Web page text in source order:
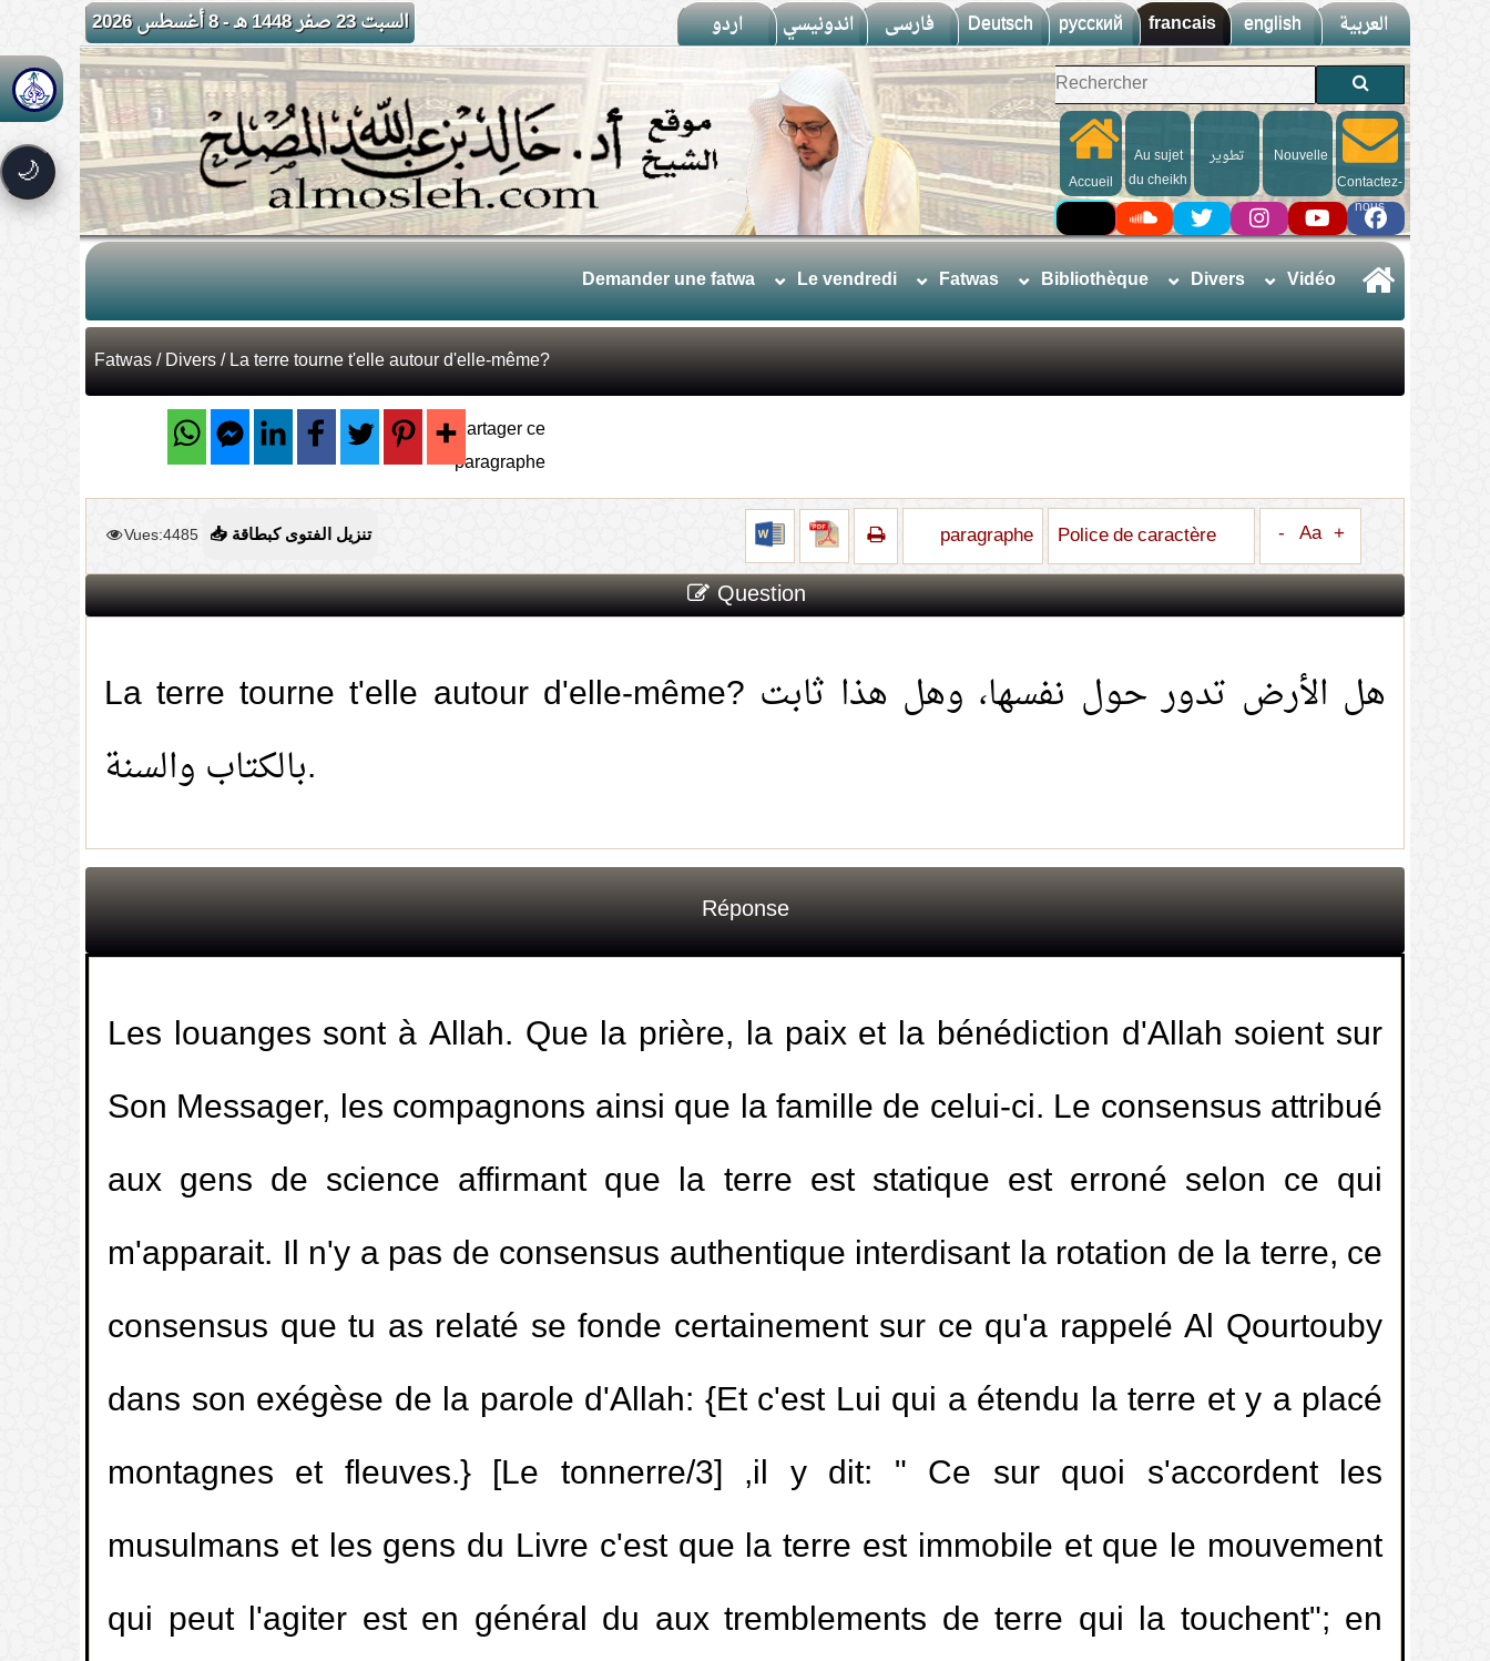
العربية english
francais
русский
Deutsch فارسى اندونيسي اردو السبت 23 صفر 1448 هـ - 8 أغسطس 2026
🌙 Accueil
Au sujet
du cheikh
تطوير
Nouvelle
Contactez-
nous
Vidéo
Divers
Bibliothèque
Fatwas
Le vendredi
Demander une fatwa
Fatwas/Divers/ La terre tourne t'elle autour d'elle-même?
Partager ce
paragraphe
Vues:4485 📥 تنزيل الفتوى كبطاقة paragraphe Police de caractère - Aa +
Question
La terre tourne t'elle autour d'elle-même? هل الأرض تدور حول نفسها، وهل هذا ثابت
بالكتاب والسنة.
Réponse
Les louanges sont à Allah. Que la prière, la paix et la bénédiction d'Allah soient sur
Son Messager, les compagnons ainsi que la famille de celui-ci. Le consensus attribué
aux gens de science affirmant que la terre est statique est erroné selon ce qui
m'apparait. Il n'y a pas de consensus authentique interdisant la rotation de la terre, ce
consensus que tu as relaté se fonde certainement sur ce qu'a rappelé Al Qourtouby
dans son exégèse de la parole d'Allah: {Et c'est Lui qui a étendu la terre et y a placé
montagnes et fleuves.} [Le tonnerre/3] ,il y dit: " Ce sur quoi s'accordent les
musulmans et les gens du Livre c'est que la terre est immobile et que le mouvement
qui peut l'agiter est en général du aux tremblements de terre qui la touchent"; en